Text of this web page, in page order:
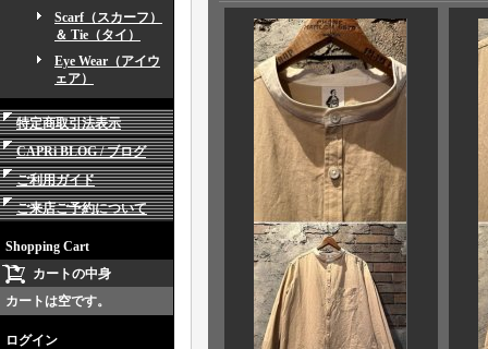
Scarf（スカーフ）
＆ Tie（タイ）
Eye Wear（アイウ
ェア）
特定商取引法表示
CAPRi BLOG / ブログ
ご利用ガイド
ご来店ご予約について
Shopping Cart
カートの中身
カートは空です。
ログイン